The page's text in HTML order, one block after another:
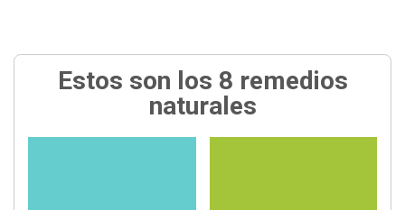
Estos son los 8 remedios
naturales